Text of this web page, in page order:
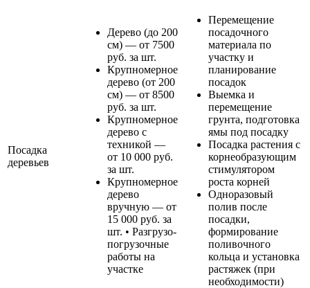
Посадка
деревьев
Дерево (до 200
см) — от 7500
руб. за шт.
Крупномерное
дерево (от 200
см) — от 8500
руб. за шт.
Крупномерное
дерево с
техникой —
от 10 000 руб.
за шт.
Крупномерное
дерево
вручную — от
15 000 руб. за
шт. • Разгрузо-
погрузочные
работы на
участке
Перемещение
посадочного
материала по
участку и
планирование
посадок
Выемка и
перемещение
грунта, подготовка
ямы под посадку
Посадка растения с
корнеобразующим
стимулятором
роста корней
Одноразовый
полив после
посадки,
формирование
поливочного
кольца и установка
растяжек (при
необходимости)